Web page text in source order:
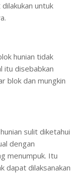
untuk
hunian tidak
itu disebabkan
blok dan mungkin
sulit diketahui
dengan
menumpuk. Itu
dapat dilaksanakan